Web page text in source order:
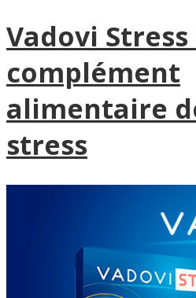
Vadovi Stress
complément
alimentaire
stress